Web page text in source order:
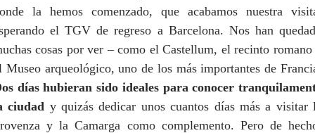
la hemos comenzado, que acabamos nuestra
el TGV de regreso a Barcelona. Nos han
cosas por ver – como el Castellum, el recinto romano
Museo arqueológico, uno de los más importantes de
días hubieran sido ideales para conocer
ciudad y quizás dedicar unos cuantos días más a visitar
y la Camarga como complemento. Pero de